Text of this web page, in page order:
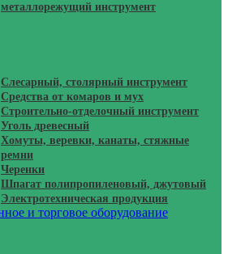
металлорежущий инструмент
Слесарный, столярный инструмент
Средства от комаров и мух
Строительно-отделочный инструмент
Уголь древесный
Хомуты, веревки, канаты, стяжные
ремни
Черенки
Шпагат полипропиленовый, джутовый
Электротехническая продукция
и торговое оборудование